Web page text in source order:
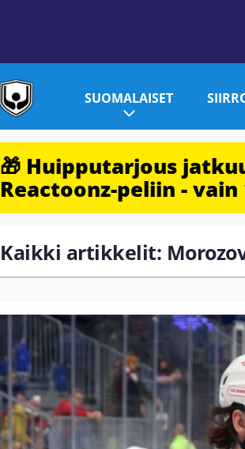
SUOMALAISET
🎁 Huipputarjous
Reactoonz-peliin -
Kaikki artikkelit: